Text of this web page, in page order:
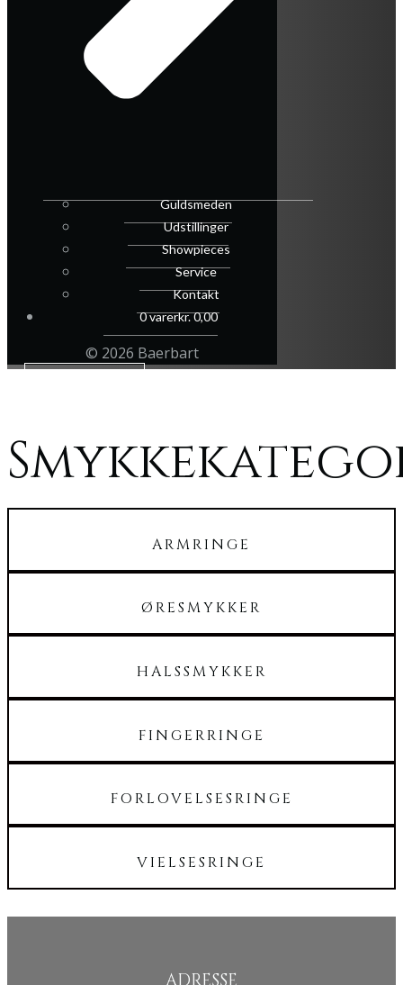
Guldsmeden
Udstillinger
Showpieces
Service
Kontakt
0 varerkr. 0,00
© 2026 Baerbart
ARMRINGE
ØRESMYKKER
HALSSMYKKER
FINGERRINGE
FORLOVELSESRINGE
VIELSESRINGE